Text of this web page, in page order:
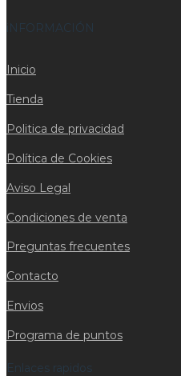
iNFORMACIÓN
Inicio
Tienda
Politica de privacidad
Política de Cookies
Aviso Legal
Condiciones de venta
Preguntas frecuentes
Contacto
Envios
Programa de puntos
Enlaces rapidos